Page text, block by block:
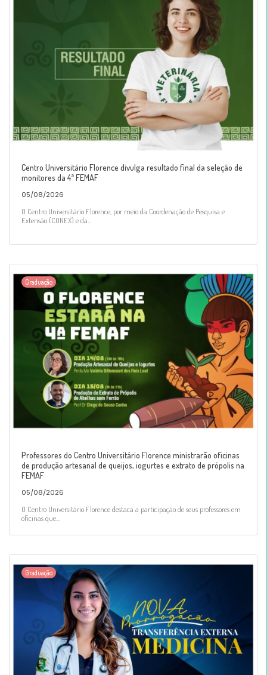
Centro Universitário Florence divulga resultado final da seleção de
monitores da 4ª FEMAF
05/08/2026
O Centro Universitário Florence, por meio da Coordenação de Pesquisa e
Extensão (CONEX) e da...
Graduação
Professores do Centro Universitário Florence ministrarão oficinas
de produção artesanal de queijos, iogurtes e extrato de própolis na
FEMAF
05/08/2026
O Centro Universitário Florence destaca a participação de seus professores em
oficinas que...
Graduação